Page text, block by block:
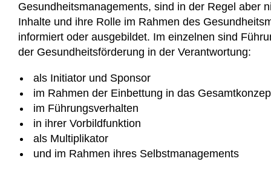
Gesundheitsmanagements, sind in der Regel aber
Inhalte und ihre Rolle im Rahmen des
informiert oder ausgebildet. Im einzelnen sind
der Gesundheitsförderung in der Verantwortung:
als Initiator und Sponsor
im Rahmen der Einbettung in das
im Führungsverhalten
in ihrer Vorbildfunktion
als Multiplikator
und im Rahmen ihres Selbstmanagements